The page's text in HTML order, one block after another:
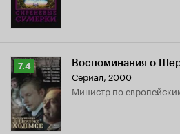
Рейтинг
Кинопоиска
7.4
7.4 Воспоминания о
Сериал, 2000
министр по европейским